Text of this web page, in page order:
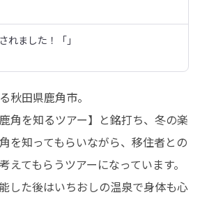
れました！「」
秋田県鹿角市。
角を知るツアー】と銘打ち、冬の楽
を知ってもらいながら、移住者との
えてもらうツアーになっています。
した後はいちおしの温泉で身体も心